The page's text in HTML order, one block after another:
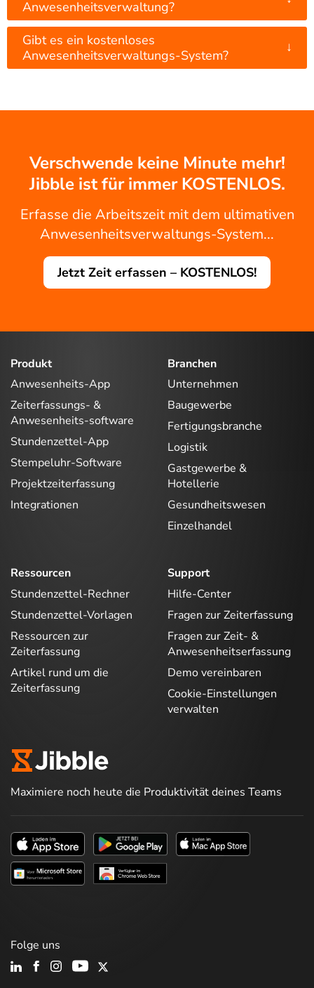
Anwesenheitsverwaltung?
Gibt es ein kostenloses
Anwesenheitsverwaltungs-System?
↓
Verschwende keine Minute mehr!
Jibble ist für immer KOSTENLOS.
Erfasse die Arbeitszeit mit dem ultimativen
Anwesenheitsverwaltungs-System...
Jetzt Zeit erfassen – KOSTENLOS!
Produkt
Anwesenheits-App
Zeiterfassungs- &
Anwesenheits-software
Stundenzettel-App
Stempeluhr-Software
Projektzeiterfassung
Integrationen
Branchen
Unternehmen
Baugewerbe
Fertigungsbranche
Logistik
Gastgewerbe &
Hotellerie
Gesundheitswesen
Einzelhandel
Ressourcen
Stundenzettel-Rechner
Stundenzettel-Vorlagen
Ressourcen zur
Zeiterfassung
Artikel rund um die
Zeiterfassung
Support
Hilfe-Center
Fragen zur Zeiterfassung
Fragen zur Zeit- &
Anwesenheitserfassung
Demo vereinbaren
Cookie-Einstellungen
verwalten
Maximiere noch heute die Produktivität deines Teams
Folge uns